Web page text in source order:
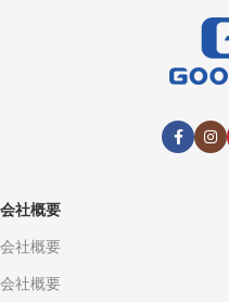
会社概要
会社概要
会社概要